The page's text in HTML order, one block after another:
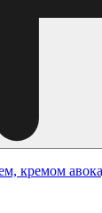
кремом